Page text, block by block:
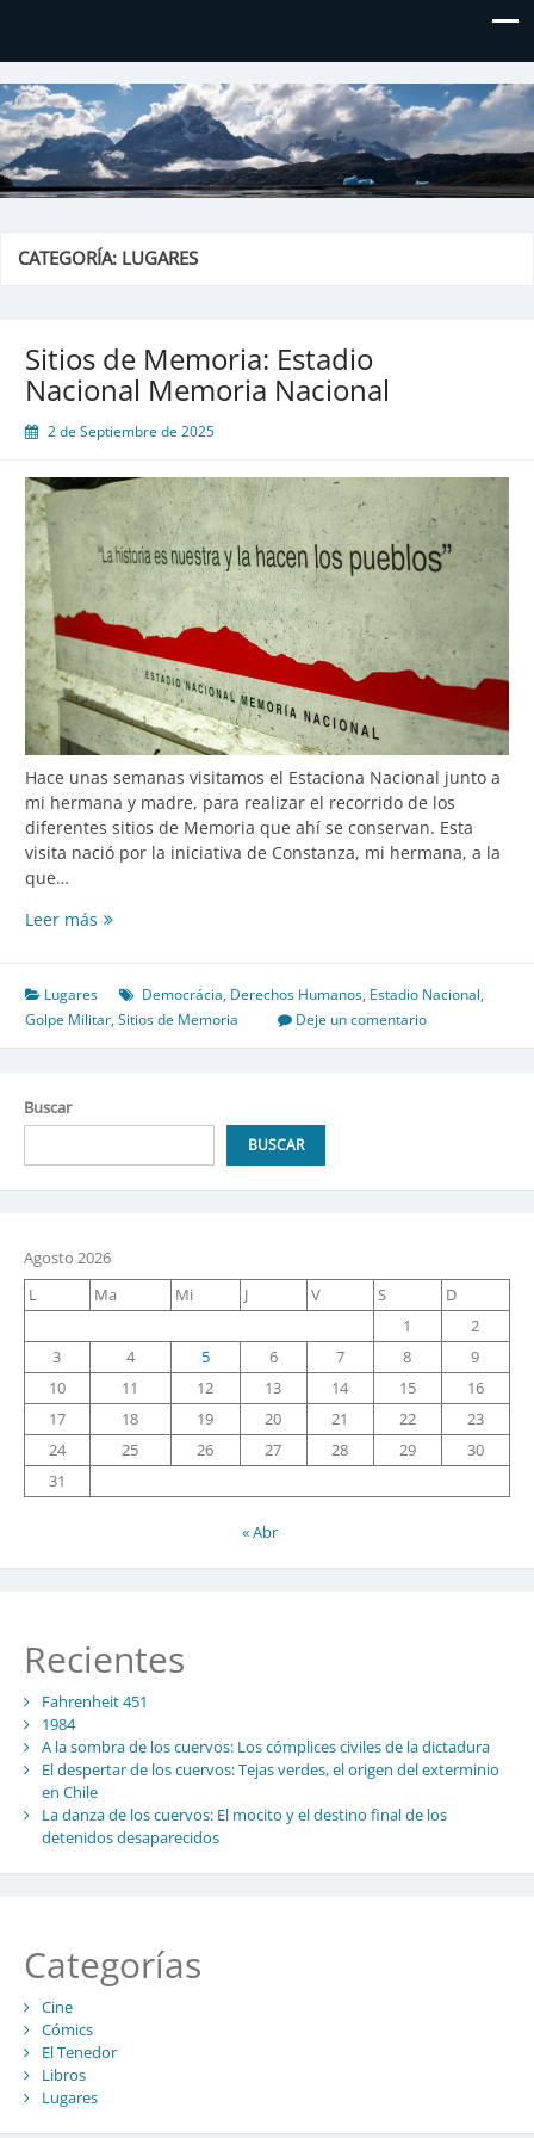
El blog de Don Hielos
CATEGORÍA: LUGARES
Sitios de Memoria: Estadio
Nacional Memoria Nacional
2 de Septiembre de 2025
Hace unas semanas visitamos el Estaciona Nacional junto a
mi hermana y madre, para realizar el recorrido de los
diferentes sitios de Memoria que ahí se conservan. Esta
visita nació por la iniciativa de Constanza, mi hermana, a la
que…
Leer más Sitios
Estadio
Nacional
Memoria
Lugares Democrácia, Derechos Humanos, Estadio Nacional,
Golpe Militar,Sitios de Memoria Deje un comentario
Buscar
BUSCAR
Agosto 2026
L
Ma Mi J V S
D
1
2
3
4 5 6 7 8
9
10
11 12 13 14 15
16
17
18 19 20 21 22
23
24
25 26 27 28 29
30
31
« Abr
Recientes
Fahrenheit 451
1984
A la sombra de los cuervos: Los cómplices civiles de la dictadura
El despertar de los cuervos: Tejas verdes, el origen del exterminio
en Chile
La danza de los cuervos: El mocito y el destino final de los
detenidos desaparecidos
Categorías
Cine
Cómics
El Tenedor
Libros
Lugares